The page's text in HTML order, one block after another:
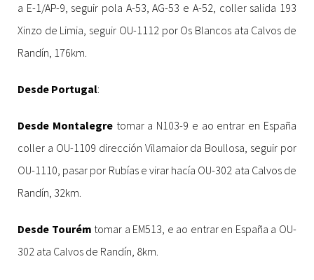
a E-1/AP-9, seguir pola A-53, AG-53 e A-52, coller salida 193
Xinzo de Limia, seguir OU-1112 por Os Blancos ata Calvos de
Randín, 176km.
Desde Portugal:
Desde Montalegretomar a N103-9 e ao entrar en España
coller a OU-1109 dirección Vilamaior da Boullosa, seguir por
OU-1110, pasar por Rubías e virar hacía OU-302 ata Calvos de
Randín, 32km.
Desde Tourém tomar a EM513, e ao entrar en España a OU-
302 ata Calvos de Randín, 8km.